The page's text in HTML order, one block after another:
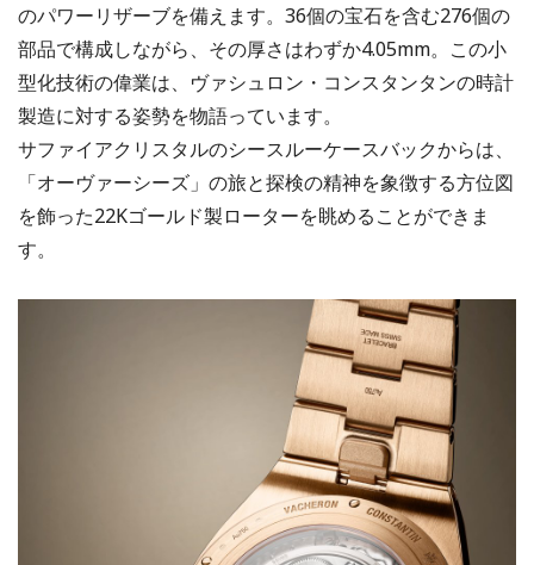
のパワーリザーブを備えます。36個の宝石を含む276個の
部品で構成しながら、その厚さはわずか4.05mm。この小
型化技術の偉業は、ヴァシュロン・コンスタンタンの時計
製造に対する姿勢を物語っています。
サファイアクリスタルのシースルーケースバックからは、
「オーヴァーシーズ」の旅と探検の精神を象徴する方位図
を飾った22Kゴールド製ローターを眺めることができま
す。